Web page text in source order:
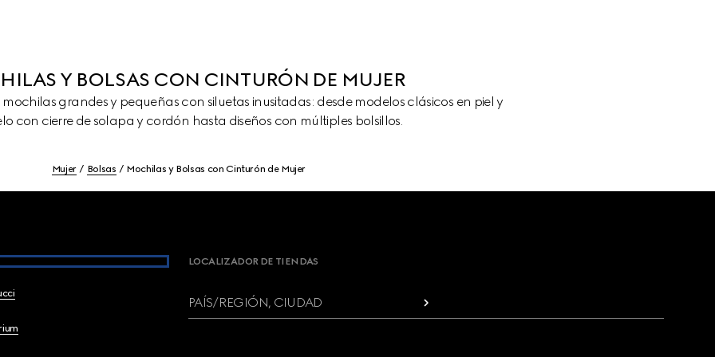
Y BOLSAS CON CINTURÓN DE MUJER
grandes y pequeñas con siluetas inusitadas: desde modelos clásicos en piel y
con cierre de solapa y cordón hasta diseños con múltiples bolsillos.
Mujer Bolsas Mochilas y Bolsas con Cinturón de Mujer
LOCALIZADOR DE TIENDAS
PAÍS/REGIÓN, CIUDAD